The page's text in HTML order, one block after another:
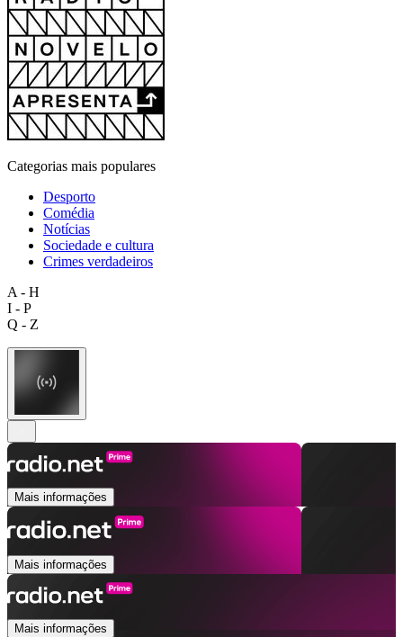
Categorias mais populares
Desporto
Comédia
Notícias
Sociedade e cultura
Crimes verdadeiros
A - H
I - P
Q - Z
Mais informações
Mais informações
Mais informações